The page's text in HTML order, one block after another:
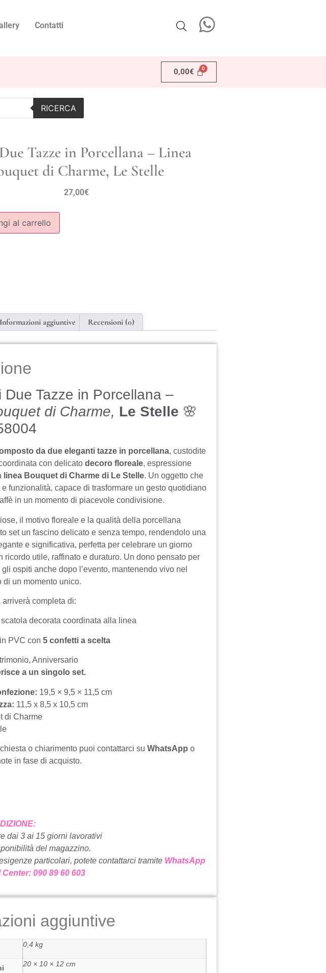
Contatti
0,00€
RICERCA
Tazze in Porcellana – Linea
di Charme, Le Stelle
27,00€
al carrello
Informazioni aggiuntive Recensioni (0)
Due Tazze in Porcellana –
di Charme, Le Stelle 🌸
da due eleganti tazze in porcellana, custodite
con delicato decoro floreale, espressione
linea Bouquet di Charme di Le Stelle. Un oggetto che
funzionalità, capace di trasformare un gesto quotidiano
in un momento di piacevole condivisione.
il motivo floreale e la qualità della porcellana
set un fascino delicato e senza tempo, rendendolo una
e significativa, perfetta per celebrare un giorno
ricordo utile, raffinato e duraturo. Un dono pensato per
ospiti anche dopo l’evento, mantenendo vivo nel
di un momento unico.
arriverà completa di:
decorata coordinata alla linea
PVC con 5 confetti a scelta
Anniversario
a un singolo set.
19,5 × 9,5 × 11,5 cm
11,5 x 8,5 x 10,5 cm
di Charme
o chiarimento puoi contattarci su WhatsApp o
in fase di acquisto.
dai 3 ai 15 giorni lavorativi
del magazzino.
particolari, potete contattarci tramite WhatsApp
Center: 090 89 60 603
aggiuntive
0,4 kg
20 × 10 × 12 cm